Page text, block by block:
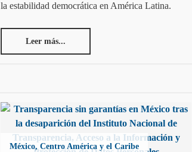
la estabilidad democrática en América Latina.
Leer más...
México, Centro América y el Caribe